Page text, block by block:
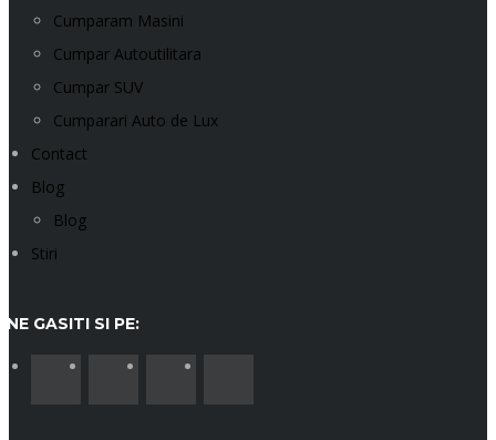
Cumparam Masini
Cumpar Autoutilitara
Cumpar SUV
Cumparari Auto de Lux
Contact
Blog
Blog
Stiri
NE GASITI SI PE: